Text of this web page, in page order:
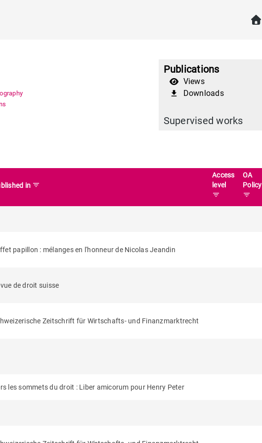
Publications
Views
file_download Downloads
Supervised works
in filter_list
Access
level
filter_list
OA
Policy
filter_list
papillon : mélanges en l'honneur de Nicolas Jeandin
de droit suisse
Zeitschrift für Wirtschafts- und Finanzmarktrecht
les sommets du droit : Liber amicorum pour Henry Peter